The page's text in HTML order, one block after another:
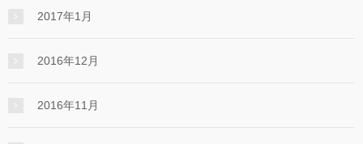
2017年1月
2016年12月
2016年11月